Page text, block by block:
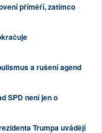
příměří, zatímco
a rušení agend
SPD není jen o
Trumpa uvádějí